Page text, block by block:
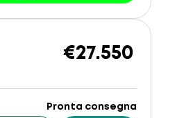
€27.550
Pronta consegna